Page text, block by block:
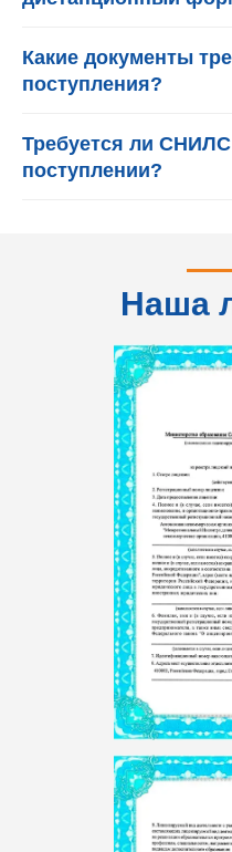
Какие документы
поступления?
Требуется ли
поступлении?
Наша